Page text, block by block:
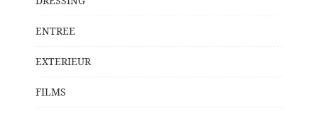
ENTREE
EXTERIEUR
FILMS